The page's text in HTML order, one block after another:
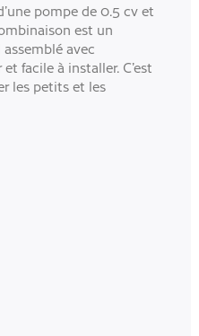
pompe de 0.5 cv et
est un
avec
facile à installer. C’est
les petits et les